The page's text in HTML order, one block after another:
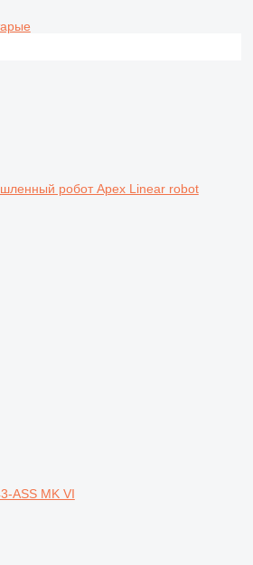
робот Apex Linear robot
ASS MK VI